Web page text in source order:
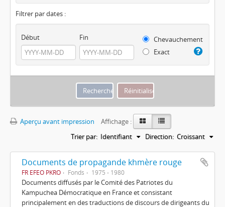
Filtrer par dates :
Début Fin
Chevauchement
Exact
Aperçu avant impression
Affichage :
Trier par: Identifiant Direction: Croissant
Documents de propagande khmère rouge
FR EFEO PKRO Fonds 1975 - 1980
Documents diffusés par le Comité des Patriotes du
Kampuchea Démocratique en France et consistant
principalement en des traductions de discours de dirigeants du